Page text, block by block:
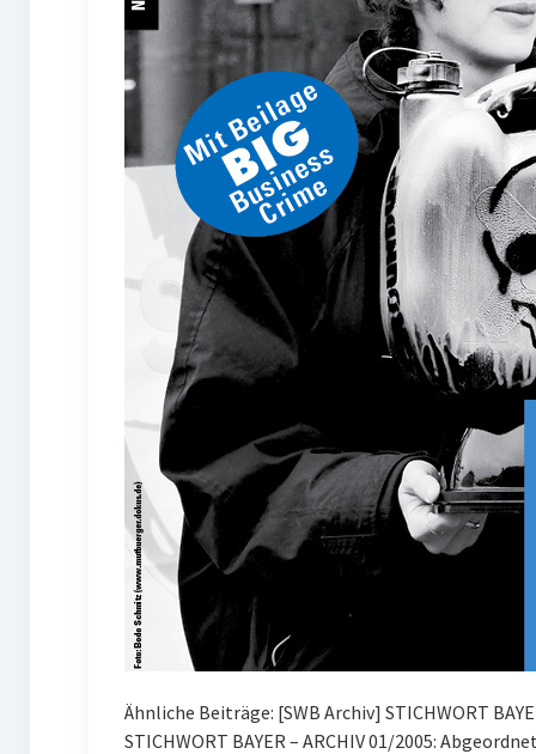
Ähnliche Beiträge: [SWB Archiv] STICHWORT
STICHWORT BAYER – ARCHIV 01/2005: